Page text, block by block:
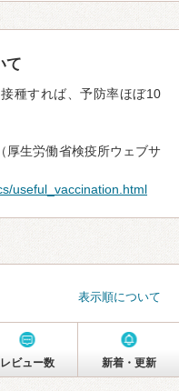
て
種すれば、予防率ほぼ10
厚生労働省検疫所ウェブサ
useful_vaccination.html
表示順について
レビュー数 新着・更新